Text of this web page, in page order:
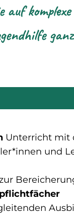
auf
Unterricht mit
und